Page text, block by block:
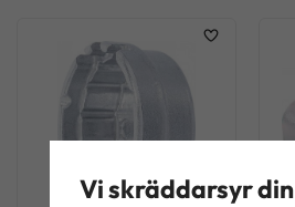
Vi skräddarsyr din